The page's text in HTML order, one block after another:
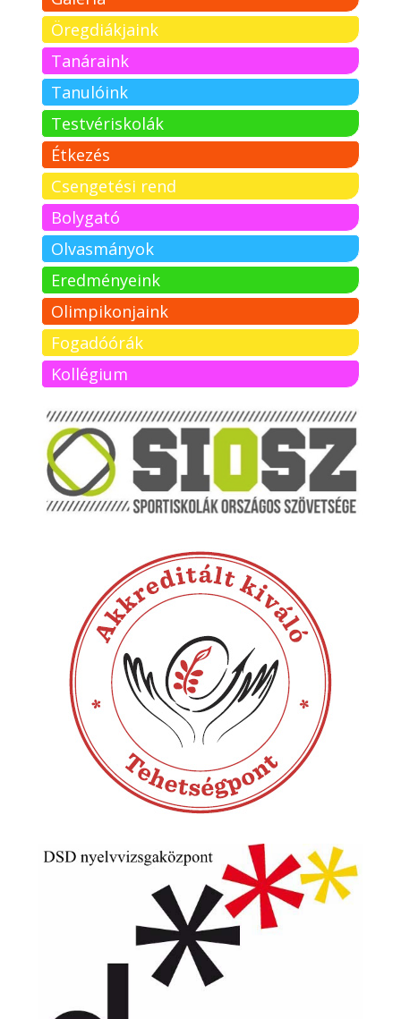
Öregdiákjaink
Tanáraink
Tanulóink
Testvériskolák
Étkezés
Csengetési rend
Bolygató
Olvasmányok
Eredményeink
Olimpikonjaink
Fogadóórák
Kollégium